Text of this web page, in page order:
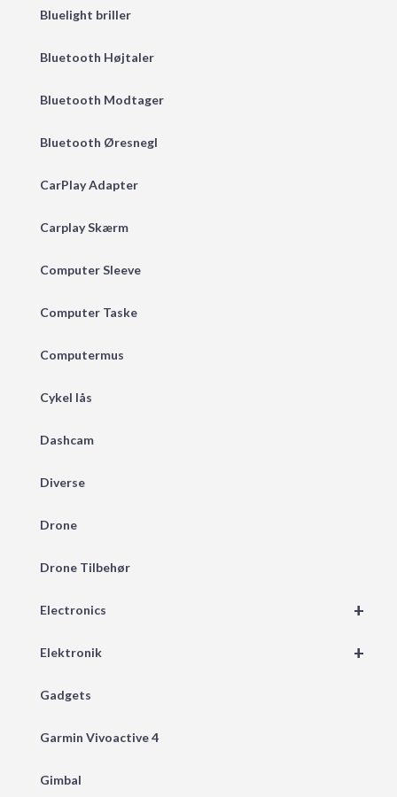
Bluelight briller
Bluetooth Højtaler
Bluetooth Modtager
Bluetooth Øresnegl
CarPlay Adapter
Carplay Skærm
Computer Sleeve
Computer Taske
Computermus
Cykel lås
Dashcam
Diverse
Drone
Drone Tilbehør
+
Electronics
+
Elektronik
Gadgets
Garmin Vivoactive 4
Gimbal